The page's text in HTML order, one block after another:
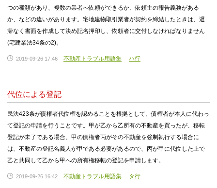
つの種類があり、複数の業者へ依頼ができるか、依頼主の報告義務がある
か、などの違いがあります。宅地建物取引業者が契約を締結したときは、遅
滞なく書面を作成して決め記名押印し、依頼者に交付しなければなりません
(宅建業法34条の2)。
2019-09-26 17:46 不動産トラブル用語集 ハ行
代位による登記
民法423条が債権者代位権を認めることを根拠として、債権者が本人に代わっ
て登記の申請を行うことです。甲が乙から乙所有の不動産を買ったが、移転
登記が未了である場合、甲の債権者丙がその不動産を強制執行する場合に
は、不動産の登記名義人が甲である必要があるので、丙が甲に代位した上で
乙と共同して乙から甲への所有権移転の登記を申請します。
2019-09-26 16:42 不動産トラブル用語集 タ行